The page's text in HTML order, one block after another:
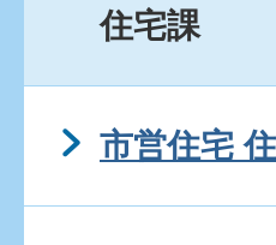
住宅課
市営住宅